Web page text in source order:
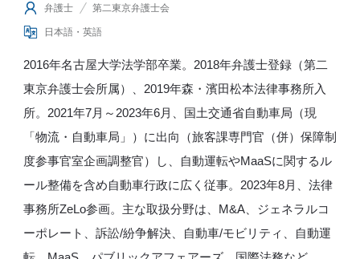
弁護士 第二東京弁護士会
日本語・英語
2016年名古屋大学法学部卒業。2018年弁護士登録（第二
東京弁護士会所属）、2019年森・濱田松本法律事務所入
所。2021年7月～2023年6月、国土交通省自動車局（現
「物流・自動車局」）に出向（旅客課専門官（併）保障制
度参事官室企画調整官）し、自動運転やMaaSに関するル
ール整備を含め自動車行政に広く従事。2023年8月、法律
事務所ZeLo参画。主な取扱分野は、M&A、ジェネラルコ
ーポレート、訴訟/紛争解決、自動車/モビリティ、自動運